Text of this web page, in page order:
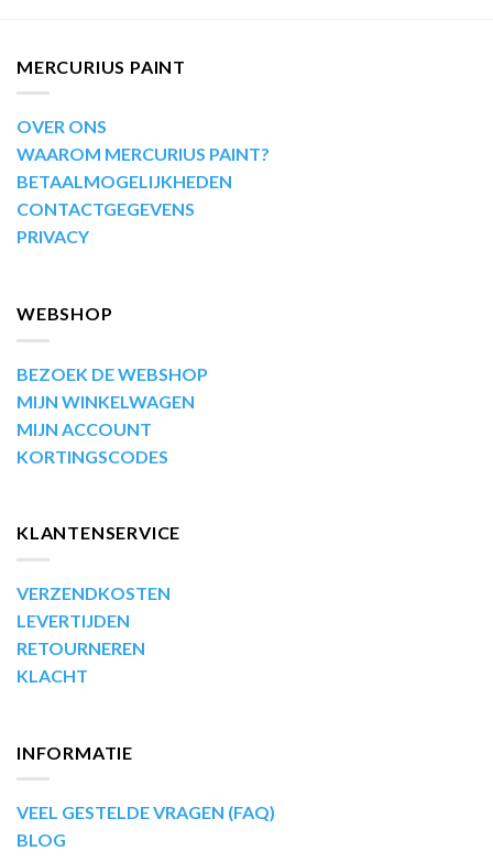
MERCURIUS PAINT
OVER ONS
WAAROM MERCURIUS PAINT?
BETAALMOGELIJKHEDEN
CONTACTGEGEVENS
PRIVACY
WEBSHOP
BEZOEK DE WEBSHOP
MIJN WINKELWAGEN
MIJN ACCOUNT
KORTINGSCODES
KLANTENSERVICE
VERZENDKOSTEN
LEVERTIJDEN
RETOURNEREN
KLACHT
INFORMATIE
VEEL GESTELDE VRAGEN (FAQ)
BLOG